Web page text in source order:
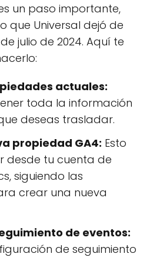
un paso importante,
que Universal dejó de
julio de 2024. Aquí te
actuales:
toda la información
deseas trasladar.
propiedad GA4: Esto
desde tu cuenta de
siguiendo las
crear una nueva
de eventos:
de seguimiento